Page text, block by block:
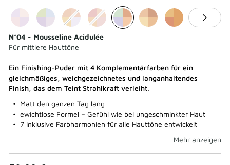
N°04 - Mousseline Acidulée
Für mittlere Hauttöne
Ein Finishing-Puder mit 4 Komplementärfarben für ein
gleichmäßiges, weichgezeichnetes und langanhaltendes
Finish, das dem Teint Strahlkraft verleiht.
Matt den ganzen Tag lang
ewichtlose Formel – Gefühl wie bei ungeschminkter Haut
7 inklusive Farbharmonien für alle Hauttöne entwickelt
Mehr anzeigen